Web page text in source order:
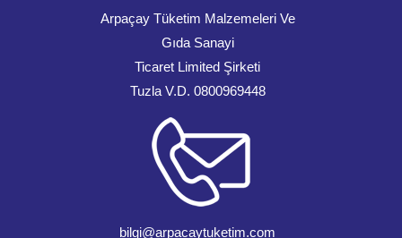
Arpaçay Tüketim Malzemeleri Ve
Gıda Sanayi
Ticaret Limited Şirketi
Tuzla V.D. 0800969448
bilgi@arpacaytuketim.com